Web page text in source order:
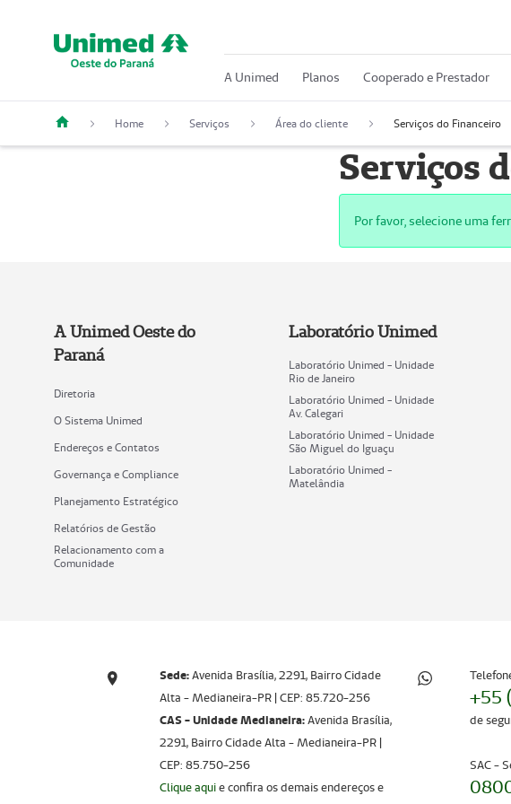
A Unimed Planos Cooperado e Prestador
Home Serviços Área do cliente Serviços do Financeiro
Serviços
Por favor, selecione uma
A Unimed Oeste do
Paraná
Diretoria
O Sistema Unimed
Endereços e Contatos
Governança e Compliance
Planejamento Estratégico
Relatórios de Gestão
Relacionamento com a
Comunidade
Laboratório Unimed
Laboratório Unimed - Unidade
Rio de Janeiro
Laboratório Unimed - Unidade
Av. Calegari
Laboratório Unimed - Unidade
São Miguel do Iguaçu
Laboratório Unimed -
Matelândia
Sede:Avenida Brasília, 2291, Bairro Cidade
Alta - Medianeira-PR | CEP: 85.720-256​​​​​​​
CAS - Unidade Medianeira:Avenida Brasília,
2291, Bairro Cidade Alta - Medianeira-PR |
CEP: 85.750-256
Clique aquie confira os demais endereços e
+55
de
SAC -